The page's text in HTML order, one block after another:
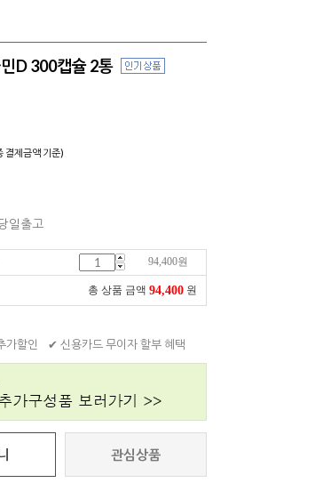
D 300캡슐 2통
결제금액 기준)
일출고
94,400원
총 상품 금액 94,400 원
가할인 ✔ 신용카드 무이자 할부 혜택
관심상품